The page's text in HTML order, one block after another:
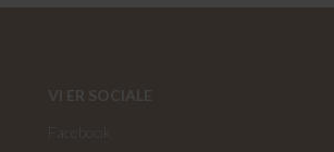
VI ER SOCIALE